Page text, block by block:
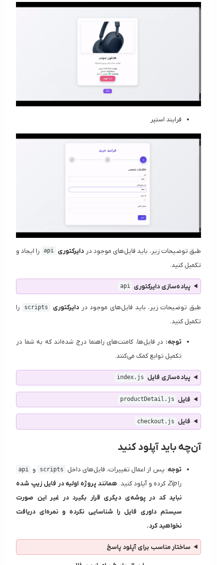
فرایند استپر
طبق توضیحات زیر، باید فایل‌های موجود در دایرکتوری api
را ایجاد و
تکمیل کنید.
پیاده‌سازی دایرکتوری api
طبق توضیحات زیر، باید فایل‌های موجود دردایرکتوری scripts
را
تکمیل کنید.
توجه: در فایل‌ها، کامنت‌های راهنما درج شده‌اند که به شما در
تکمیل توابع کمک می‌کنند.
پیاده‌سازی فایل index.js
فایل productDetail.js
فایل checkout.js
آن‌چه باید آپلود کنید
توجه: پس از اعمال تغییرات، فایل‌های داخل scripts و api
راZip کرده و آپلود کنید. همانند پروژه اولیه در فایل زیپ شده
نباید کد در پوشه‌ی دیگری قرار بگیرد در غیر این صورت
سیستم داوری فایل را شناسایی نکرده و نمره‌ای دریافت
نخواهید کرد.
ساختار مناسب برای آپلود پاسخ